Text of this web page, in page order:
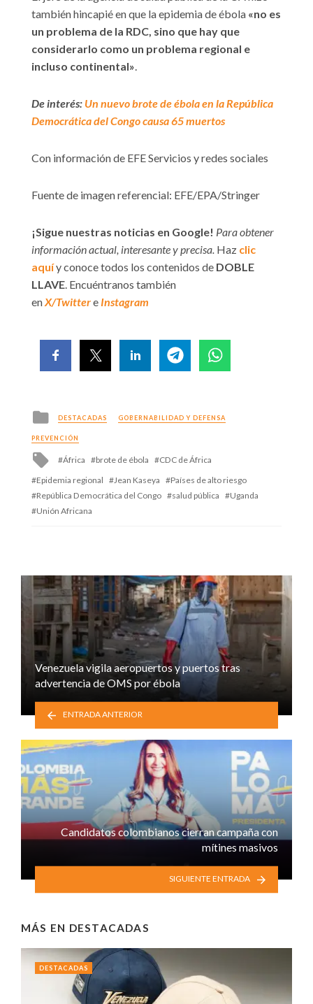
también hincapié en que la epidemia de ébola «no es
un problema de la RDC, sino que hay que
considerarlo como un problema regional e
incluso continental».
De interés: Un nuevo brote de ébola en la República
Democrática del Congo causa 65 muertos
Con información de EFE Servicios y redes sociales
Fuente de imagen referencial: EFE/EPA/Stringer
¡Sigue nuestras noticias en Google! Para obtener
información actual, interesante y precisa. Haz clic
aquíy conoce todos los contenidos de DOBLE
LLAVE. Encuéntranos también
enX/Twittere Instagram
Posted
in
DESTACADAS GOBERNABILIDAD Y DEFENSA
PREVENCIÓN
Tagged
África brote de ébola
CDC de África
Epidemia regional
Jean Kaseya
Países de alto riesgo
República Democrática del Congo
salud pública
Uganda
Unión Africana
Venezuela vigila aeropuertos y puertos tras
advertencia de OMS por ébola
ENTRADA ANTERIOR
Candidatos colombianos cierran campaña con
mítines masivos
SIGUIENTE ENTRADA
MÁS EN DESTACADAS
DESTACADAS